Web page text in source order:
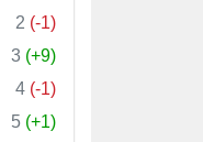
2 (-1)
3 (+9)
4 (-1)
5 (+1)